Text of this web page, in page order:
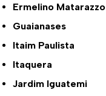
Ermelino Matarazzo
Guaianases
Itaim Paulista
Itaquera
Jardim Iguatemi